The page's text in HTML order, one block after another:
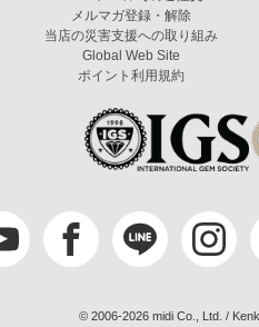
メルマガ登録・解除
当店の災害支援への取り組み
Global Web Site
ポイント利用規約
© 2006-2026 midi Co., Ltd. /